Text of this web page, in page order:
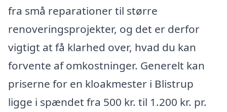
fra små reparationer til større
renoveringsprojekter, og det er derfor
vigtigt at få klarhed over, hvad du kan
forvente af omkostninger. Generelt kan
priserne for en kloakmester i Blistrup
ligge i spændet fra 500 kr. til 1.200 kr. pr.